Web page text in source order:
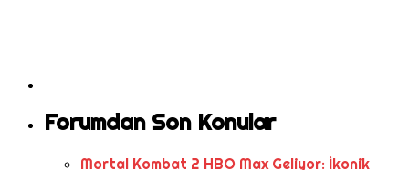
Forumdan Son Konular
Mortal Kombat 2 HBO Max Geliyor: İkonik